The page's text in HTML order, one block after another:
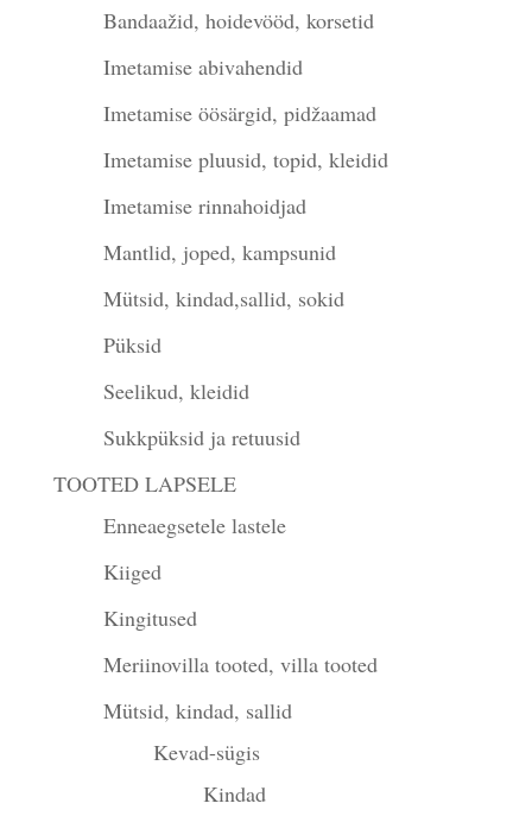
Bandaažid, hoidevööd, korsetid
Imetamise abivahendid
Imetamise öösärgid, pidžaamad
Imetamise pluusid, topid, kleidid
Imetamise rinnahoidjad
Mantlid, joped, kampsunid
Mütsid, kindad,sallid, sokid
Püksid
Seelikud, kleidid
Sukkpüksid ja retuusid
TOOTED LAPSELE
Enneaegsetele lastele
Kiiged
Kingitused
Meriinovilla tooted, villa tooted
Mütsid, kindad, sallid
Kevad-sügis
Kindad